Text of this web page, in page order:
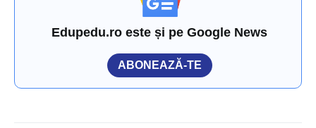
Edupedu.ro este și pe Google News
ABONEAZĂ-TE